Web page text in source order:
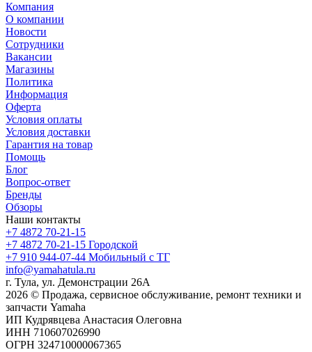
Компания
О компании
Новости
Сотрудники
Вакансии
Магазины
Политика
Информация
Оферта
Условия оплаты
Условия доставки
Гарантия на товар
Помощь
Блог
Вопрос-ответ
Бренды
Обзоры
Наши контакты
+7 4872 70-21-15
+7 4872 70-21-15 Городской
+7 910 944-07-44 Мобильный с ТГ
info@yamahatula.ru
г. Тула, ул. Демонстрации 26А
2026 © Продажа, сервисное обслуживание, ремонт техники и
запчасти Yamaha
ИП Кудрявцева Анастасия Олеговна
ИНН 710607026990
ОГРН 324710000067365